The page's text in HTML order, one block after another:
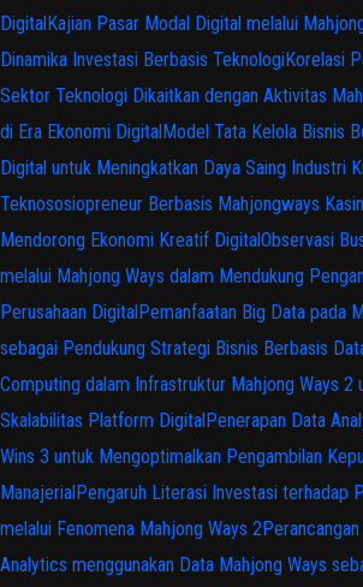
DigitalKajian Pasar Modal Digital melalui
Dinamika Investasi Berbasis TeknologiKorelasi
Sektor Teknologi Dikaitkan dengan Aktivitas
di Era Ekonomi DigitalModel Tata Kelola Bisnis
Digital untuk Meningkatkan Daya Saing Industri
Teknososiopreneur Berbasis Mahjongways
Mendorong Ekonomi Kreatif DigitalObservasi
melalui Mahjong Ways dalam Mendukung
Perusahaan DigitalPemanfaatan Big Data pada
sebagai Pendukung Strategi Bisnis Berbasis
Computing dalam Infrastruktur Mahjong Ways 2
Skalabilitas Platform DigitalPenerapan Data
Wins 3 untuk Mengoptimalkan Pengambilan
ManajerialPengaruh Literasi Investasi terhadap
melalui Fenomena Mahjong Ways 2
Analytics menggunakan Data Mahjong Ways